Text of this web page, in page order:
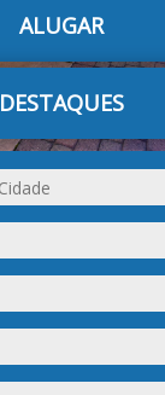
ALUGAR
DESTAQUES